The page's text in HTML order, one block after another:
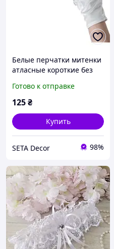
Белые перчатки митенки
атласные короткие без
Готово к отправке
125₴
Купить
SETA Decor 98%